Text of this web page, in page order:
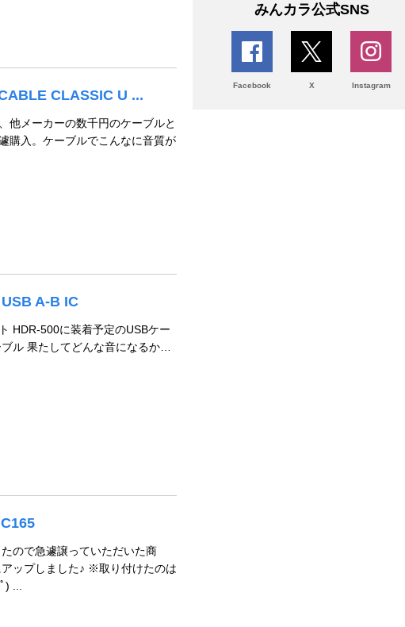
CLASSIC U ...
他メーカーの数千円のケーブルと
購入。ケーブルでこんなに音質が
A-B IC
HDR-500に装着予定のUSBケー
ル 果たしてどんな音になるか…
ので急遽譲っていただいた商
ップしました♪ ※取り付けたのは
...
みんカラ公式SNS
Facebook X Instagram